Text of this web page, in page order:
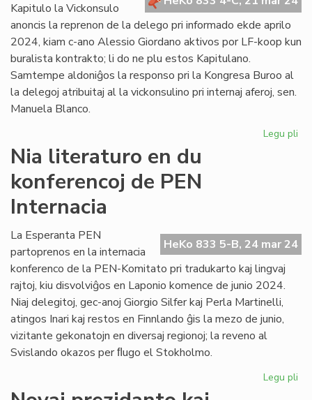
Kapitulo la Vickonsulo
anoncis la reprenon de la delego pri informado ekde aprilo
2024, kiam c-ano Alessio Giordano aktivos por LF-koop kun
buralista kontrakto; li do ne plu estos Kapitulano.
Samtempe aldoniĝos la responso pri la Kongresa Buroo al
la delegoj atribuitaj al la vickonsulino pri internaj aferoj, sen.
Manuela Blanco.
Legu pli
Nia literaturo en du
konferencoj de PEN
Internacia
HeKo 833 5-B, 24 mar 24
La Esperanta PEN
partoprenos en la internacia
konferenco de la PEN-Komitato pri tradukarto kaj lingvaj
rajtoj, kiu disvolviĝos en Laponio komence de junio 2024.
Niaj delegitoj, gec-anoj Giorgio Silfer kaj Perla Martinelli,
atingos Inari kaj restos en Finnlando ĝis la mezo de junio,
vizitante gekonatojn en diversaj regionoj; la reveno al
Svislando okazos per ﬂugo el Stokholmo.
Legu pli